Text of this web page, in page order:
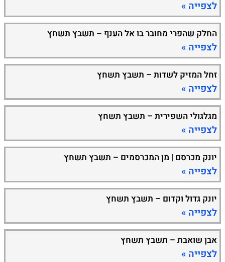
לצפייה »
החלק שהפרי מחובר בו אל הענף – תשבץ תשחץ
לצפייה »
זחל המזיק לשדות – תשבץ תשחץ
לצפייה »
מגלגולי השפירית – תשבץ תשחץ
לצפייה »
יונק מכרסם | מן המכרסמים – תשבץ תשחץ
לצפייה »
יונק גדול וקדום – תשבץ תשחץ
לצפייה »
אבן שואבת – תשבץ תשחץ
לצפייה »